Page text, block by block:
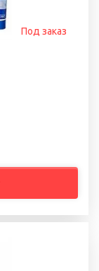
Под заказ